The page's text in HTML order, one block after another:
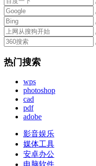
热门搜索
wps
photoshop
cad
pdf
adobe
影音娱乐
媒体工具
安卓办公